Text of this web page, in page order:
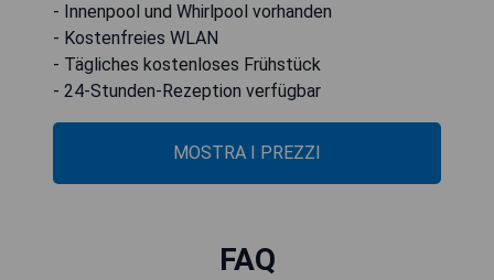
- Innenpool und Whirlpool vorhanden
- Kostenfreies WLAN
- Tägliches kostenloses Frühstück
- 24-Stunden-Rezeption verfügbar
MOSTRA I PREZZI
FAQ